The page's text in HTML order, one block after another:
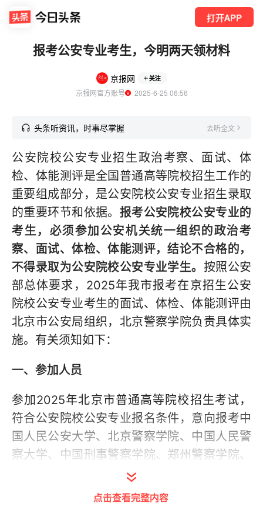
打开APP
报考公安专业考生，今明两天领材料
京报网 关注
京报网官方账号
  2025-6-25 06:56
头条听资讯，时事尽掌握 去听全文
公安院校公安专业招生政治考察、面试、体
检、体能测评是全国普通高等院校招生工作的
重要组成部分，是公安院校公安专业招生录取
的重要环节和依据。 报考公安院校公安专业的
考生，必须参加公安机关统一组织的政治考
察、面试、体检、体能测评，结论不合格的，
不得录取为公安院校公安专业学生。 按照公安
部总体要求，2025年我市报考在京招生公安
院校公安专业考生的面试、体检、体能测评由
北京市公安局组织，北京警察学院负责具体实
施。有关须知如下：
一、参加人员
参加2025年北京市普通高等院校招生考试，
符合公安院校公安专业报名条件，意向报考中
国人民公安大学、北京警察学院、中国人民警
察大学、中国刑事警察学院、郑州警察学院、
南京警察学院和新疆警察学院等提前批次录取
公安院校公安专业的考生。
点击查看完整内容